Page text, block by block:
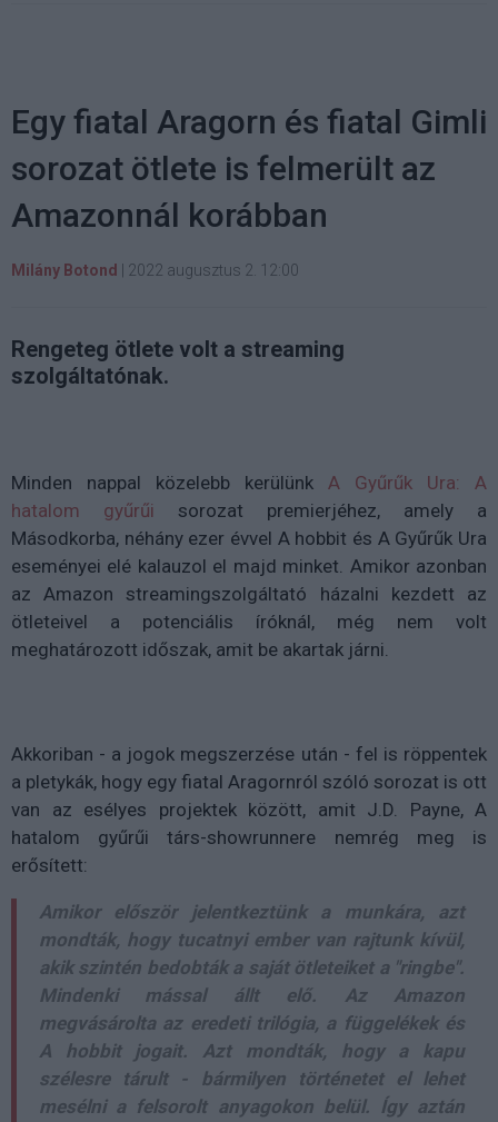
Egy fiatal Aragorn és fiatal Gimli
sorozat ötlete is felmerült az
Amazonnál korábban
Milány Botond 2022 augusztus 2. 12:00
Rengeteg ötlete volt a streaming
szolgáltatónak.
Minden nappal közelebb kerülünk A Gyűrűk Ura: A
hatalom gyűrűi sorozat premierjéhez, amely a
Másodkorba, néhány ezer évvel A hobbit és A Gyűrűk Ura
eseményei elé kalauzol el majd minket. Amikor azonban
az Amazon streamingszolgáltató házalni kezdett az
ötleteivel a potenciális íróknál, még nem volt
meghatározott időszak, amit be akartak járni.
Akkoriban - a jogok megszerzése után - fel is röppentek
a pletykák, hogy egy fiatal Aragornról szóló sorozat is ott
van az esélyes projektek között, amit J.D. Payne, A
hatalom gyűrűi társ-showrunnere nemrég meg is
erősített:
Amikor először jelentkeztünk a munkára, azt
mondták, hogy tucatnyi ember van rajtunk kívül,
akik szintén bedobták a saját ötleteiket a "ringbe".
Mindenki mással állt elő. Az Amazon
megvásárolta az eredeti trilógia, a függelékek és
A hobbit jogait. Azt mondták, hogy a kapu
szélesre tárult - bármilyen történetet el lehet
mesélni a felsorolt anyagokon belül. Így aztán